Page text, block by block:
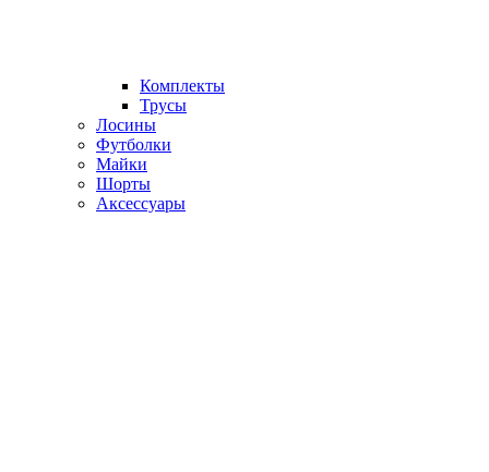
Комплекты
Трусы
Лосины
Футболки
Майки
Шорты
Аксессуары